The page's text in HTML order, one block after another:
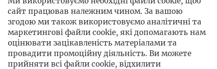
R
S
N
O
P
Paweł Zdziechowski
Antoni Józef Zielicki
Zygmunt Zawadowski
сайт працював належним чином. За вашою
згодою ми також використовуємо аналітичні та
маркетингові файли cookie, які допомагають нам
оцінювати зацікавленість матеріалами та
провадити промоційну діяльність. Ви можете
прийняти всі файли cookie, відхилити